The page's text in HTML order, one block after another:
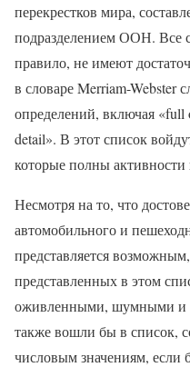
перекрестков мира,
подразделением ООН. Все
правило, не имеют
в словаре Merriam-Webster
определений, включая
detail». В этот список
которые полны
Несмотря на то, что
автомобильного и
представляется
представленных в этом
оживленными, шумными и
также вошли бы в список,
числовым значениям, если